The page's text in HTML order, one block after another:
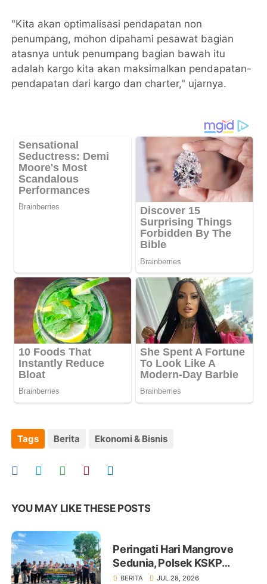
"Kita akan optimalisasi pendapatan non
penumpang, mohon dipahami pesawat bagian
atasnya untuk penumpang bagian bawah itu
adalah kargo kita akan maksimalkan pendapatan-
pendapatan dari kargo dan charter," ujarnya.
Tags Berita Ekonomi & Bisnis
YOU MAY LIKE THESE POSTS
Peringati Hari Mangrove
Sedunia, Polsek KSKP
Tembilahan Tanam 100 Bibit
BERITA JUL 28, 2026